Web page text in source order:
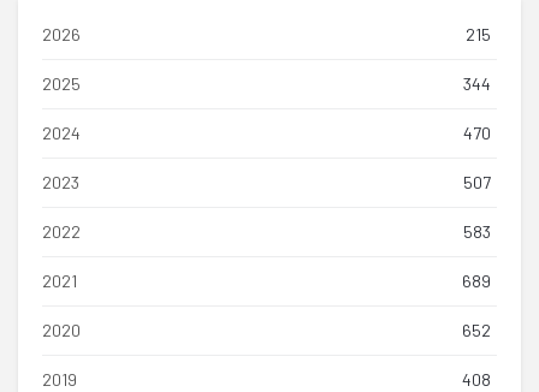
2026 215
2025 344
2024 470
2023 507
2022 583
2021 689
2020 652
2019 408